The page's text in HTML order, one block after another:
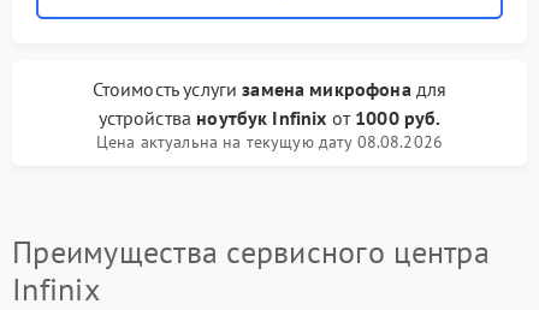
Стоимость услугизамена микрофона для
устройства ноутбук Infinix от 1000 руб.
Цена актуальна на текущую дату 08.08.2026
Преимущества сервисного центра
Infinix